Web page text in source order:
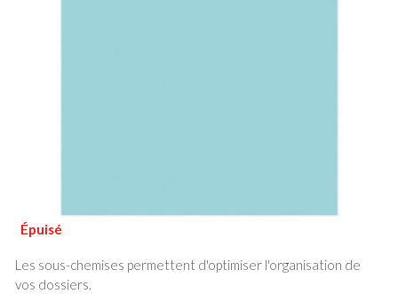
Les sous-chemises permettent d'optimiser l'organisation de
vos dossiers.